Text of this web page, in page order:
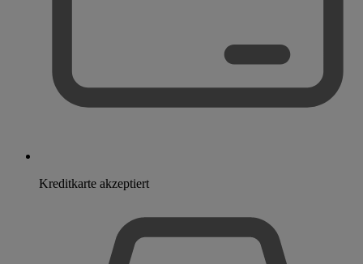
Kreditkarte akzeptiert